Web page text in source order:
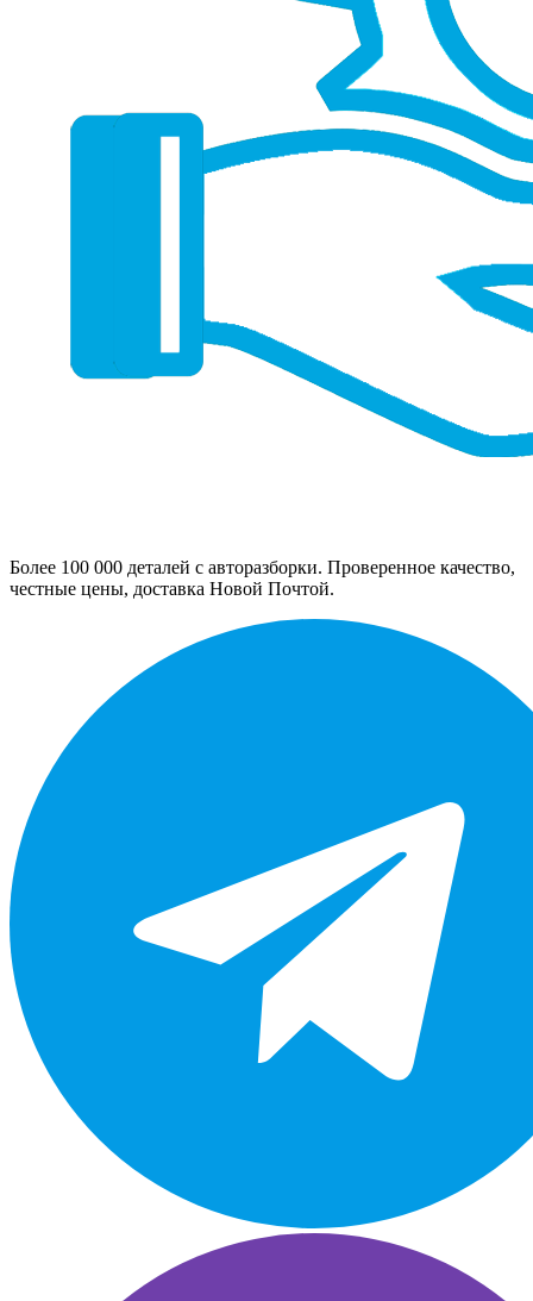
Более 100 000 деталей с авторазборки. Проверенное качество,
честные цены, доставка Новой Почтой.